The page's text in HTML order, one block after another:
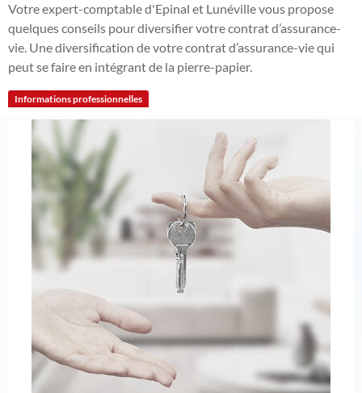
Votre expert-comptable d'Epinal et Lunéville vous propose
quelques conseils pour diversifier votre contrat d’assurance-
vie. Une diversification de votre contrat d’assurance-vie qui
peut se faire en intégrant de la pierre-papier.
Informations professionnelles